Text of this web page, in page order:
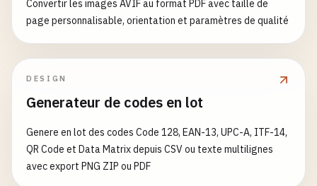
Convertir les images AVIF au format PDF avec taille de
page personnalisable, orientation et paramètres de qualité
DESIGN
Generateur de codes en lot
Genere en lot des codes Code 128, EAN-13, UPC-A, ITF-14,
QR Code et Data Matrix depuis CSV ou texte multilignes
avec export PNG ZIP ou PDF